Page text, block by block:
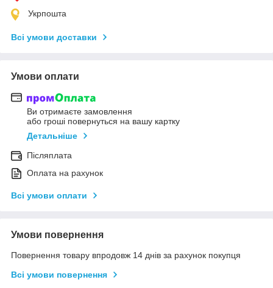
Укрпошта
Всі умови доставки
Умови оплати
Ви отримаєте замовлення
або гроші повернуться на вашу картку
Детальніше
Післяплата
Оплата на рахунок
Всі умови оплати
Умови повернення
Повернення товару впродовж 14 днів за рахунок покупця
Всі умови повернення